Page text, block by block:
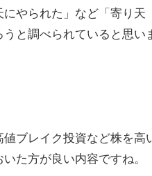
やられた」など「寄り天
と調べられていると思い
ブレイク投資など株を高
た方が良い内容ですね。